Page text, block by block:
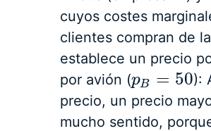
cuyos costes
clientes compran de
establece un precio
por avión (pB = 50
pB=50
):
precio, un precio
mucho sentido,